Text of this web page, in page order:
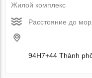
Жилой комплекс
Расстояние до
94H7+44 Thành